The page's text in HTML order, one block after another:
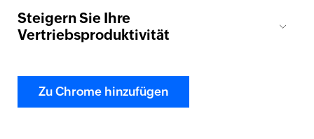
Steigern Sie Ihre
Vertriebsproduktivität
Zu Chrome hinzufügen